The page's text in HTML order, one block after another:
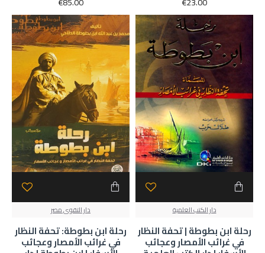
دار الكتب العلمية
رحلة ابن بطوطة | تحفة النظار
في غرائب الأمصار وعجائب
دار التقوى مصر
رحلة ابن بطوطة: تحفة النظار
في غرائب الأمصار وعجائب